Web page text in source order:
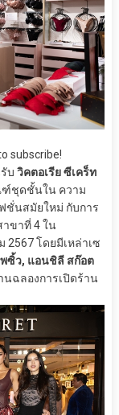
subscribe!
บ วิคตอเรีย ซีเคร็ท
ชุดชั้นใน ความ
ชั่นสมัยใหม่ กับการ
าขาที่ 4 ใน
2567 โดยมีเหล่าเซ
ซิ้ว, แอนชิลี สก๊อต
นฉลองการเปิดร้าน